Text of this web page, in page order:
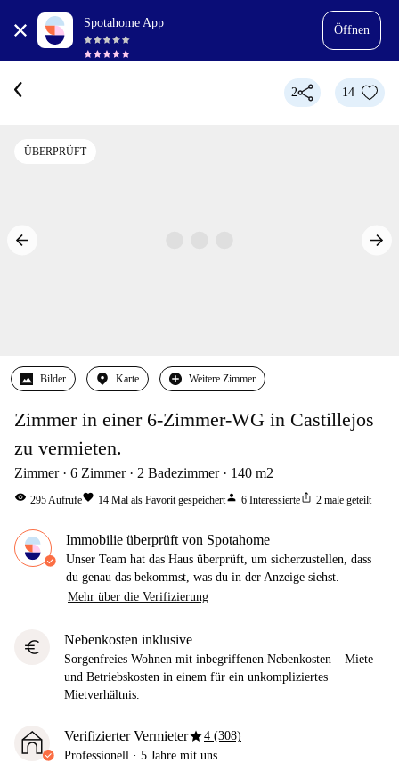
Spotahome App
Öffnen
2 14
ÜBERPRÜFT
Bilder Karte Weitere Zimmer
Zimmer in einer 6-Zimmer-WG in Castillejos
zu vermieten.
Zimmer 6 Zimmer 2 Badezimmer 140 m2
visibility 295Aufrufefavorite 14 Mal als Favorit gespeichertperson 6 Interessierteios_share 2 male geteilt
Immobilie überprüft von Spotahome
Unser Team hat das Haus überprüft, um sicherzustellen, dass
du genau das bekommst, was du in der Anzeige siehst.
Mehr über die Verifizierung
euro Nebenkosten inklusive
Sorgenfreies Wohnen mit inbegriffenen Nebenkosten – Miete
und Betriebskosten in einem für ein unkompliziertes
Mietverhältnis.
Verifizierter Vermieterstar4 (308)
Professionell · 5 Jahre mit uns